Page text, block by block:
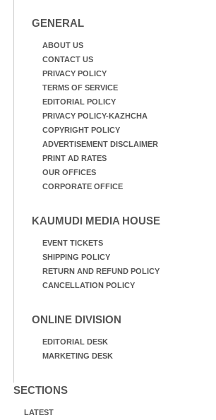
അവതരിപ്പിച്ച ലയ നമൻ
GENERAL
ABOUT US
CONTACT US
PRIVACY POLICY
TERMS OF SERVICE
EDITORIAL POLICY
PRIVACY POLICY-KAZHCHA
COPYRIGHT POLICY
ADVERTISEMENT DISCLAIMER
PRINT AD RATES
OUR OFFICES
CORPORATE OFFICE
KAUMUDI MEDIA HOUSE
EVENT TICKETS
SHIPPING POLICY
RETURN AND REFUND POLICY
CANCELLATION POLICY
ONLINE DIVISION
EDITORIAL DESK
MARKETING DESK
SECTIONS
LATEST